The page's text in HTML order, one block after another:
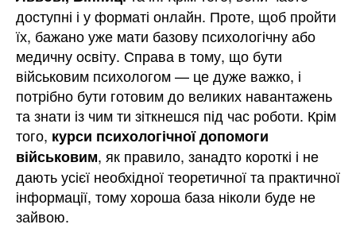
доступні і у форматі онлайн. Проте, щоб пройти
їх, бажано уже мати базову психологічну або
медичну освіту. Справа в тому, що бути
військовим психологом — це дуже важко, і
потрібно бути готовим до великих навантажень
та знати із чим ти зіткнешся під час роботи. Крім
того, курси психологічної допомоги
військовим, як правило, занадто короткі і не
дають усієї необхідної теоретичної та практичної
інформації, тому хороша база ніколи буде не
зайвою.